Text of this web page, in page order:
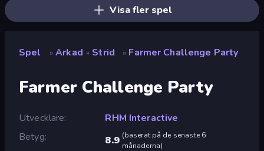
Visa fler spel
Spel » Arkad » Strid » Farmer Challenge Party
Farmer Challenge Party
Utvecklare
RHM Interactive
Betyg
8.9 (baserat på de senaste 6
månaderna)